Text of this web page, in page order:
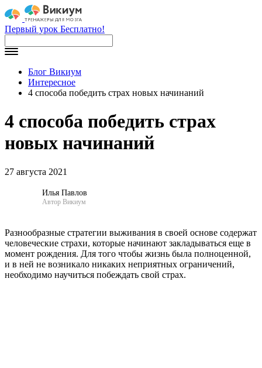
Первый урок Бесплатно!
Блог Викиум
Интересное
4 способа победить страх новых начинаний
4 способа победить страх
новых начинаний
27 августа 2021
Илья Павлов
Автор Викиум
Разнообразные стратегии выживания в своей основе содержат
человеческие страхи, которые начинают закладываться еще в
момент рождения. Для того чтобы жизнь была полноценной,
и в ней не возникало никаких неприятных ограничений,
необходимо научиться побеждать свой страх.